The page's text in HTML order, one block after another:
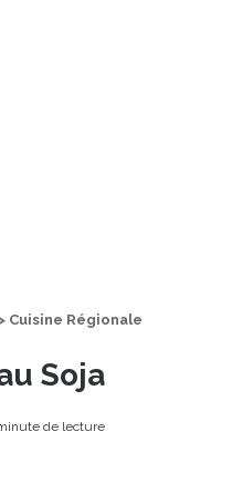
> Cuisine Régionale
Soja
de lecture